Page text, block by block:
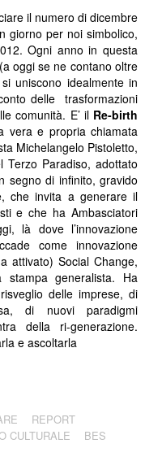
il numero di dicembre
giorno per noi simbolico,
Ogni anno in questa
oggi se ne contano oltre
uniscono idealmente in
delle trasformazioni
comunità. E’ il Re-birth
vera e propria chiamata
Michelangelo Pistoletto,
Paradiso, adottato
segno di infinito, gravido
che invita a generare il
e che ha Ambasciatori
là dove l’innovazione
come innovazione
attivato) Social Change,
generalista. Ha
delle imprese, di
di nuovi paradigmi
della ri-generazione.
e ascoltarla
REPORT
CULTURALE
BES